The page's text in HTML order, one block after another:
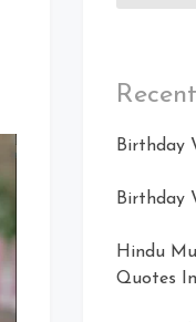
Birthday
Birthday
Hindu
Quotes